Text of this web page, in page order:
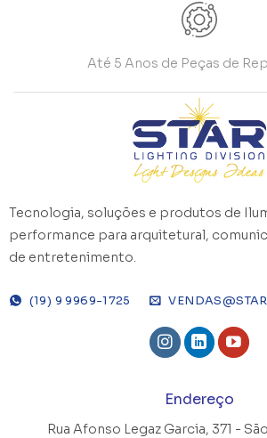
Até 5 Anos de Peças de
Tecnologia, soluções e produtos de
performance para arquitetural,
de entretenimento.
(19) 9 9969-1725
Endereço
Rua Afonso Legaz Garcia, 371 -